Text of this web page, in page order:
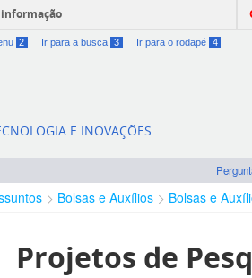
informação
2 Ir para a busca 3 Ir para o rodapé 4
E INOVAÇÕES
Bolsas e Auxílios Bolsas e
Projetos de